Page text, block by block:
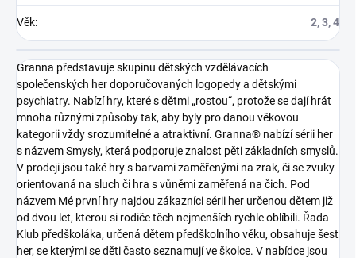
Věk: 2, 3, 4
Granna představuje skupinu dětských vzdělávacích
společenských her doporučovaných logopedy a dětskými
psychiatry. Nabízí hry, které s dětmi „rostou“, protože se dají hrát
mnoha různými způsoby tak, aby byly pro danou věkovou
kategorii vždy srozumitelné a atraktivní. Granna® nabízí sérii her
s názvem Smysly, která podporuje znalost pěti základních smyslů.
V prodeji jsou také hry s barvami zaměřenými na zrak, či se zvuky
orientovaná na sluch či hra s vůněmi zaměřená na čich. Pod
názvem Mé první hry najdou zákazníci sérii her určenou dětem již
od dvou let, kterou si rodiče těch nejmenších rychle oblíbili. Řada
Klub předškoláka, určená dětem předškolního věku, obsahuje šest
her, se kterými se děti často seznamují ve školce. V nabídce jsou